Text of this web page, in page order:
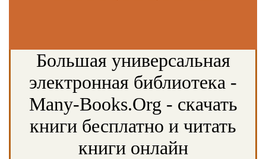
Большая универсальная
электронная библиотека -
Many-Books.Org - скачать
книги бесплатно и читать
книги онлайн